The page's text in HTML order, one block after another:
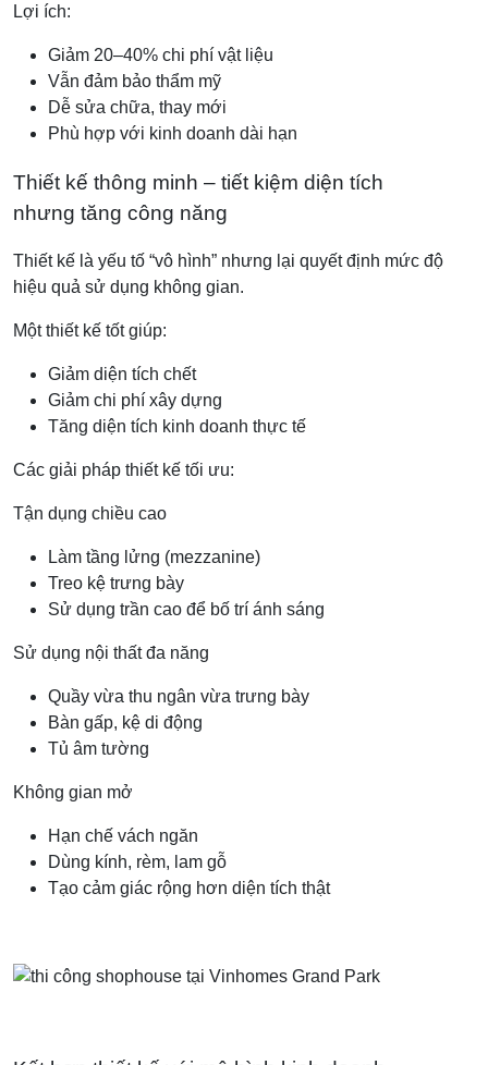
Lợi ích:
Giảm 20–40% chi phí vật liệu
Vẫn đảm bảo thẩm mỹ
Dễ sửa chữa, thay mới
Phù hợp với kinh doanh dài hạn
Thiết kế thông minh – tiết kiệm diện tích
nhưng tăng công năng
Thiết kế là yếu tố “vô hình” nhưng lại quyết định mức độ
hiệu quả sử dụng không gian.
Một thiết kế tốt giúp:
Giảm diện tích chết
Giảm chi phí xây dựng
Tăng diện tích kinh doanh thực tế
Các giải pháp thiết kế tối ưu:
Tận dụng chiều cao
Làm tầng lửng (mezzanine)
Treo kệ trưng bày
Sử dụng trần cao để bố trí ánh sáng
Sử dụng nội thất đa năng
Quầy vừa thu ngân vừa trưng bày
Bàn gấp, kệ di động
Tủ âm tường
Không gian mở
Hạn chế vách ngăn
Dùng kính, rèm, lam gỗ
Tạo cảm giác rộng hơn diện tích thật